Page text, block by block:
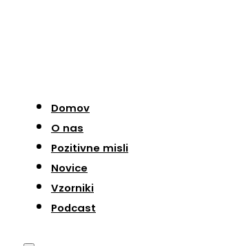
Domov
O nas
Pozitivne misli
Novice
Vzorniki
Podcast